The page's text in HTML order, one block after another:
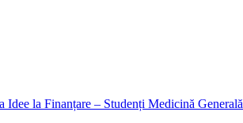
la Finanțare – Studenți Medicină Generală